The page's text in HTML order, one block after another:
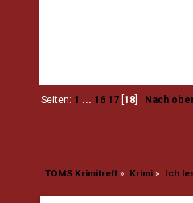
Seiten: 1 ... 16 17 18 Nach
TOMS Krimitreff» Krimi» Ich